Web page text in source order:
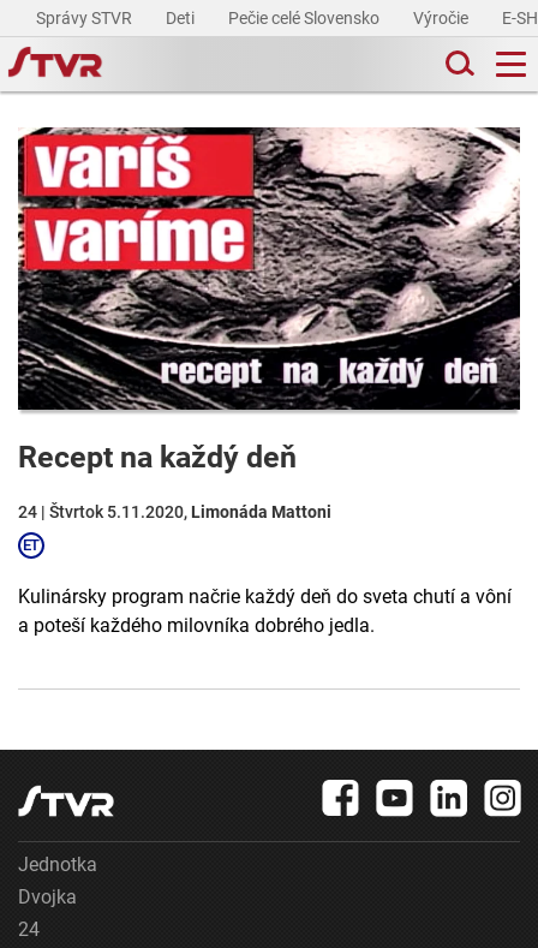
Správy STVR Deti Pečie celé Slovensko Výročie E-
Recept na každý deň
24 | Štvrtok 5.11.2020, Limonáda Mattoni
Kulinársky program načrie každý deň do sveta chutí a vôní
a poteší každého milovníka dobrého jedla.
Jednotka
Dvojka
24